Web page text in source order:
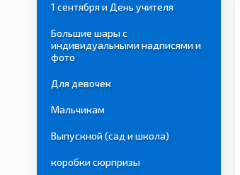
1 сентября и День учителя
Большие шары с
индивидуальными надписями и
фото
Для девочек
Мальчикам
Выпускной (сад и школа)
коробки сюрпризы